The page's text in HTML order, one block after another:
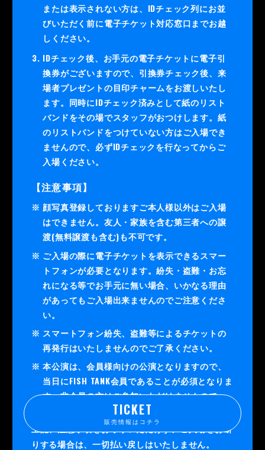
TICKET
販売情報はコチラ
または表示されない方は、IDチェック列にお並
びいただく前に電子チケット対応窓口までお越
しください。
IDチェック後、お手元の電子チケットに電子引
換券がございますので、引換券チェック後、来
場者プレゼントの目印チャームをお渡しいたし
ます。同時にIDチェック済みとして紙のリスト
バンドをその場でスタッフがおつけします。紙
のリストバンドをつけていない方はご入場でき
ませんので、必ずIDチェックを行なってからご
入場ください。
【注意事項】
顔写真登録しておりますご本人様以外はご入場
はできません。友人・家族を含む第三者への譲
渡(無料譲渡も含む)も不可です。
ご入場の際に電子チケットを表示できるスマー
トフォンが必要となります。紛失・盗難・お忘
れになる等でお手元に無い場合、いかなる理由
があってもご入場出来ませんのでご注意くださ
い。
スマートフォン紛失、盗難等によるチケットの
再発行はいたしませんのでご了承ください。
本公演は、会員様向けの公演となりますので、
当日にFISH TANK会員であることが必須となりま
す。非会員の方はご参加いただけませんので、
ご入場をお断りいたします。
上記、注意事項をお守りいただけず、ご入場をお断
りする場合は、一切払い戻しはいたしません。